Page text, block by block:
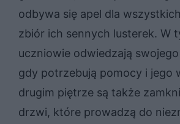
odbywa się apel dla
zbiór ich sennych lusterek. W
uczniowie odwiedzają
gdy potrzebują pomocy i jego
drugim piętrze są także
drzwi, które prowadzą do